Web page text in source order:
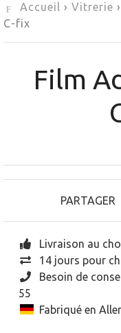
Accueil ›Vitrerie ›
C-fix
Film
PARTAGER
Livraison au
14 jours pour
Besoin de
55
Fabriqué en